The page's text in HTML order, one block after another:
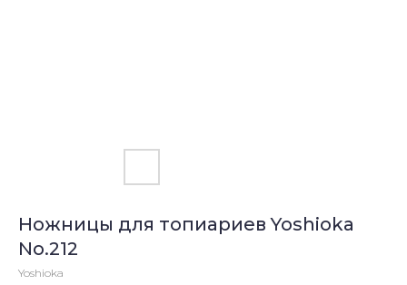
Ножницы для топиариев Yoshioka
No.212
Yoshioka